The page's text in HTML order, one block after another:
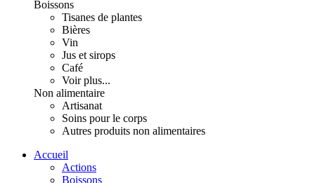
Boissons
Tisanes de plantes
Bières
Vin
Jus et sirops
Café
Voir plus...
Non alimentaire
Artisanat
Soins pour le corps
Autres produits non alimentaires
Accueil
Actions
Boissons